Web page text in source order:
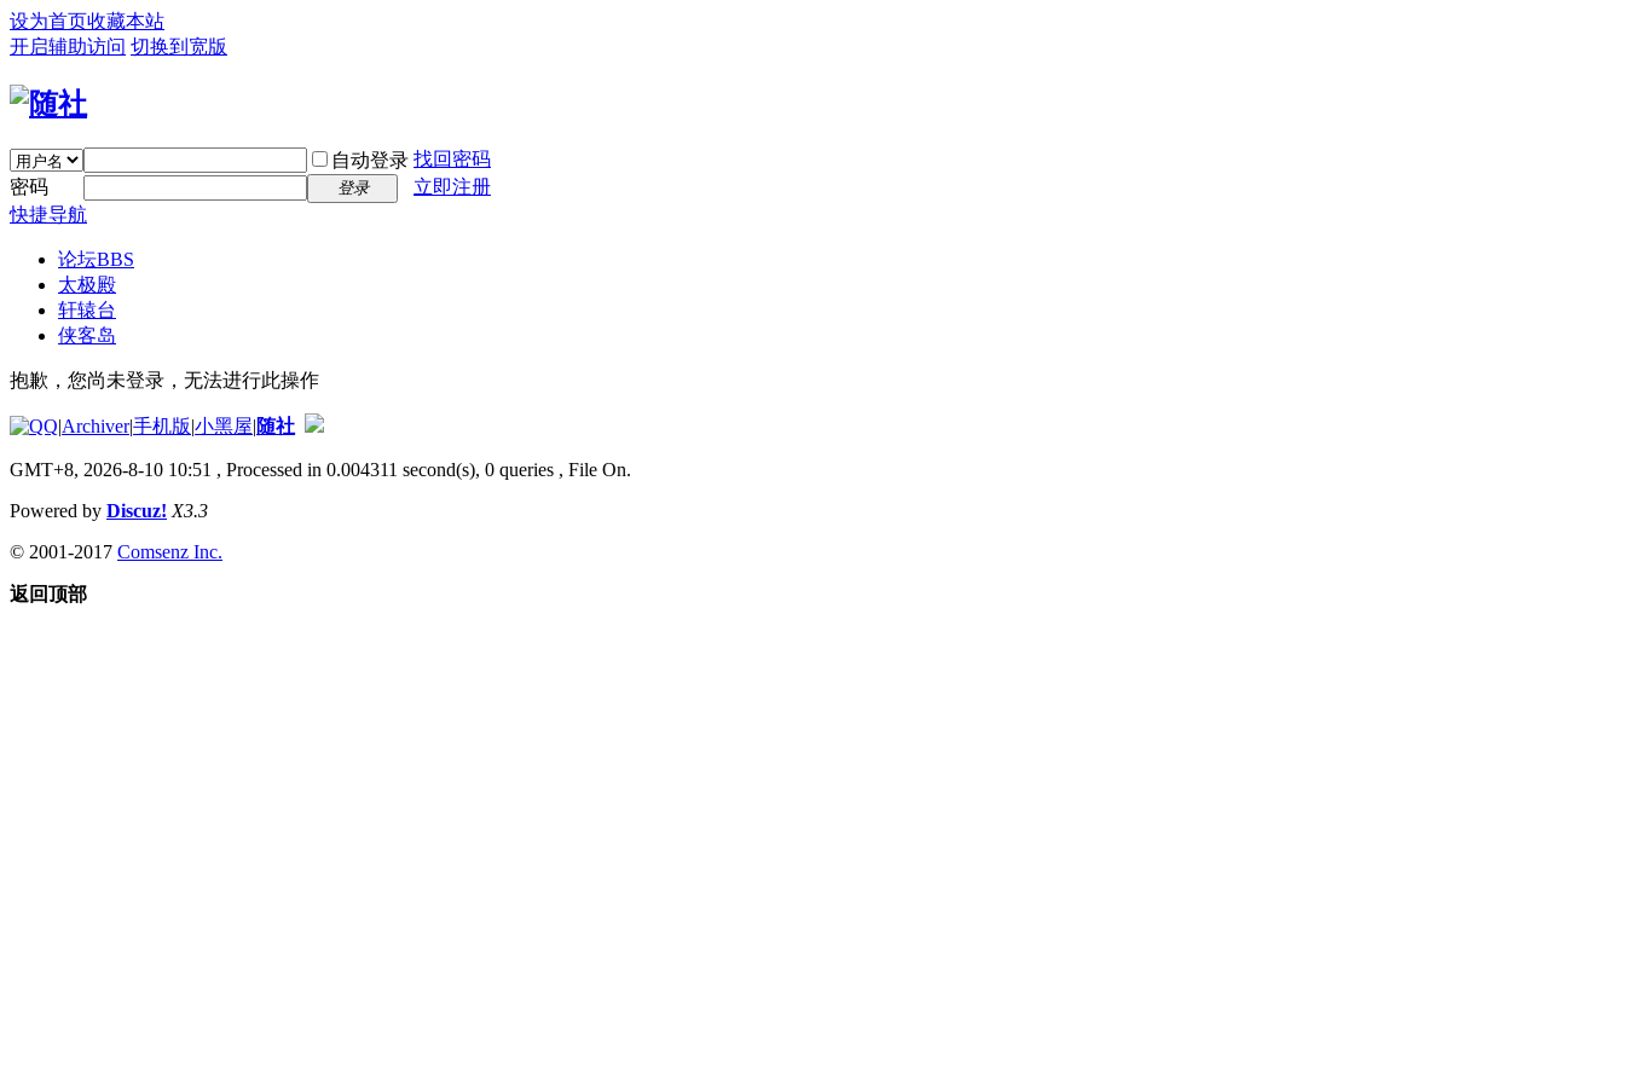
设为首页收藏本站
开启辅助访问 切换到宽版
自动登录 找回密码
密码
登录
立即注册
快捷导航
论坛BBS
太极殿
轩辕台
侠客岛
抱歉，您尚未登录，无法进行此操作
|Archiver|手机版|小黑屋|随社
GMT+8, 2026-8-10 10:51 , Processed in 0.004311 second(s), 0 queries , File On.
Powered by Discuz! X3.3
© 2001-2017 Comsenz Inc.
返回顶部